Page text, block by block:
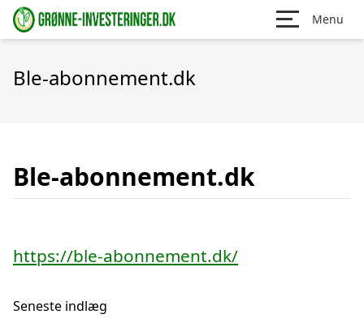
Menu
Ble-abonnement.dk
Ble-abonnement.dk
https://ble-abonnement.dk/
Seneste indlæg